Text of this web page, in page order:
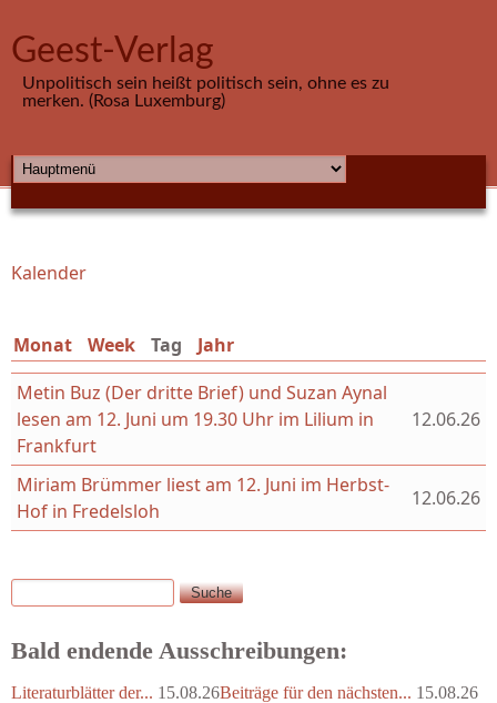
Geest-Verlag
Unpolitisch sein heißt politisch sein, ohne es zu
merken. (Rosa Luxemburg)
HAUPTMENÜ
Sie sind hier
Kalender
Monat Week Tag (aktiver Reiter)
Jahr
Metin Buz (Der dritte Brief) und Suzan Aynal
lesen am 12. Juni um 19.30 Uhr im Lilium in
Frankfurt
12.06.26
Miriam Brümmer liest am 12. Juni im Herbst-
Hof in Fredelsloh
12.06.26
Suchformular
Suche
Bald endende Ausschreibungen:
Literaturblätter der... 15.08.26Beiträge für den nächsten... 15.08.26